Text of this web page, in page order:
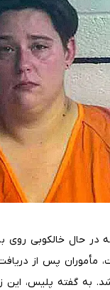
در حال خالکوبی
مأموران پس از
گفته پلیس، این